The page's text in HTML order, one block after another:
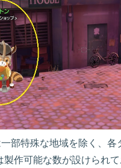
部特殊な地域を除く、各
作可能な数が設けられ